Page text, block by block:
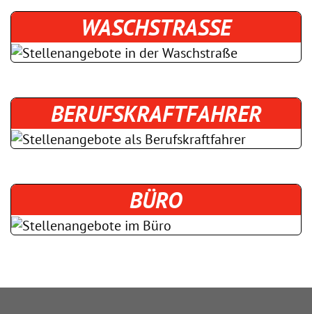
WASCHSTRASSE
BERUFSKRAFTFAHRER
BÜRO